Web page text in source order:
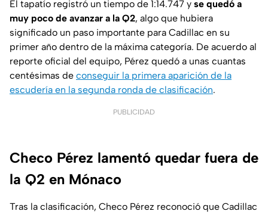
El tapatío registró un tiempo de 1:14.747 y se quedó a
muy poco de avanzar a la Q2, algo que hubiera
significado un paso importante para Cadillac en su
primer año dentro de la máxima categoría. De acuerdo al
reporte oficial del equipo, Pérez quedó a unas cuantas
centésimas de conseguir la primera aparición de la
escudería en la segunda ronda de clasificación.
PUBLICIDAD
Checo Pérez lamentó quedar fuera de
la Q2 en Mónaco
Tras la clasificación, Checo Pérez reconoció que Cadillac